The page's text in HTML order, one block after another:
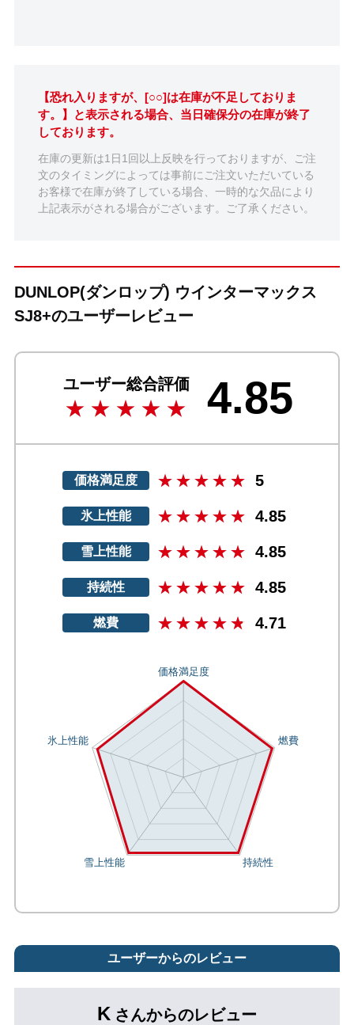
【恐れ入りますが、[○○]は在庫が不足しておりま
す。】と表示される場合、当日確保分の在庫が終了
しております。
在庫の更新は1日1回以上反映を行っておりますが、ご注
文のタイミングによっては事前にご注文いただいている
お客様で在庫が終了している場合、一時的な欠品により
上記表示がされる場合がございます。ご了承ください。
DUNLOP(ダンロップ) ウインターマックス
SJ8+のユーザーレビュー
ユーザー総合評価 4.85
価格満足度 5
氷上性能 4.85
雪上性能 4.85
持続性 4.85
燃費 4.71
ユーザーからのレビュー
K さんからのレビュー